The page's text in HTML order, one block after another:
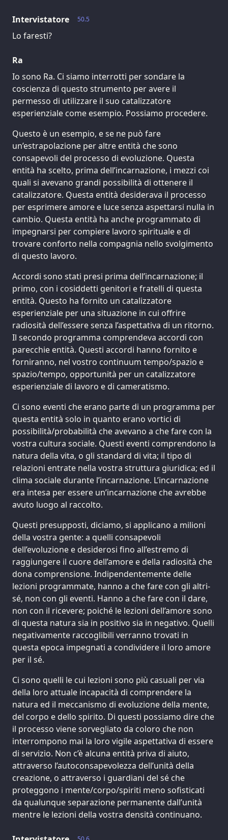
50.5
Intervistatore
Lo faresti?
Ra
Io sono Ra. Ci siamo interrotti per sondare la
coscienza di questo strumento per avere il
permesso di utilizzare il suo catalizzatore
esperienziale come esempio. Possiamo procedere.
Questo è un esempio, e se ne può fare
un’estrapolazione per altre entità che sono
consapevoli del processo di evoluzione. Questa
entità ha scelto, prima dell’incarnazione, i mezzi coi
quali si avevano grandi possibilità di ottenere il
catalizzatore. Questa entità desiderava il processo
per esprimere amore e luce senza aspettarsi nulla in
cambio. Questa entità ha anche programmato di
impegnarsi per compiere lavoro spirituale e di
trovare conforto nella compagnia nello svolgimento
di questo lavoro.
Accordi sono stati presi prima dell’incarnazione; il
primo, con i cosiddetti genitori e fratelli di questa
entità. Questo ha fornito un catalizzatore
esperienziale per una situazione in cui offrire
radiosità dell’essere senza l’aspettativa di un ritorno.
Il secondo programma comprendeva accordi con
parecchie entità. Questi accordi hanno fornito e
forniranno, nel vostro continuum tempo/spazio e
spazio/tempo, opportunità per un catalizzatore
esperienziale di lavoro e di cameratismo.
Ci sono eventi che erano parte di un programma per
questa entità solo in quanto erano vortici di
possibilità/probabilità che avevano a che fare con la
vostra cultura sociale. Questi eventi comprendono la
natura della vita, o gli standard di vita; il tipo di
relazioni entrate nella vostra struttura giuridica; ed il
clima sociale durante l’incarnazione. L’incarnazione
era intesa per essere un’incarnazione che avrebbe
avuto luogo al raccolto.
Questi presupposti, diciamo, si applicano a milioni
della vostra gente: a quelli consapevoli
dell’evoluzione e desiderosi fino all’estremo di
raggiungere il cuore dell’amore e della radiosità che
dona comprensione. Indipendentemente delle
lezioni programmate, hanno a che fare con gli altri-
sé, non con gli eventi. Hanno a che fare con il dare,
non con il ricevere; poiché le lezioni dell’amore sono
di questa natura sia in positivo sia in negativo. Quelli
negativamente raccoglibili verranno trovati in
questa epoca impegnati a condividere il loro amore
per il sé.
Ci sono quelli le cui lezioni sono più casuali per via
della loro attuale incapacità di comprendere la
natura ed il meccanismo di evoluzione della mente,
del corpo e dello spirito. Di questi possiamo dire che
il processo viene sorvegliato da coloro che non
interrompono mai la loro vigile aspettativa di essere
di servizio. Non c’è alcuna entità priva di aiuto,
attraverso l’autoconsapevolezza dell’unità della
creazione, o attraverso i guardiani del sé che
proteggono i mente/corpo/spiriti meno sofisticati
da qualunque separazione permanente dall’unità
mentre le lezioni della vostra densità continuano.